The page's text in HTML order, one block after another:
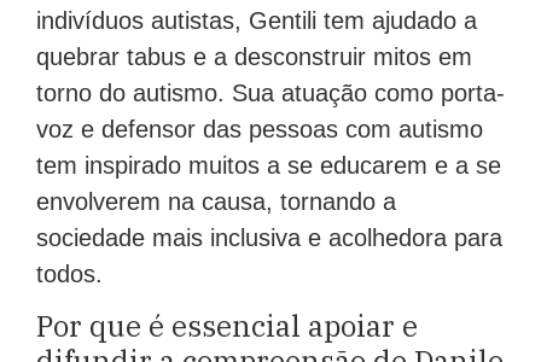
indivíduos autistas, Gentili tem ajudado a
quebrar tabus e a desconstruir mitos em
torno do autismo. Sua atuação como porta-
voz e defensor das pessoas com autismo
tem inspirado muitos a se educarem e a se
envolverem na causa, tornando a
sociedade mais inclusiva e acolhedora para
todos.
Por que é essencial apoiar e